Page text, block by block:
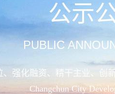
公示
PUBLIC
、强化融资、精干主业、创
Changchun City